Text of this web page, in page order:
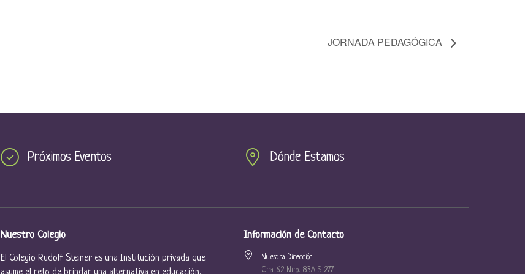
JORNADA PEDAGÓGICA
Próximos Eventos Dónde Estamos
Nuestro Colegio
El Colegio Rudolf Steiner es una Institución privada que
Información de Contacto
Nuestra Dirección
Cra 62 Nro. 83A S 277